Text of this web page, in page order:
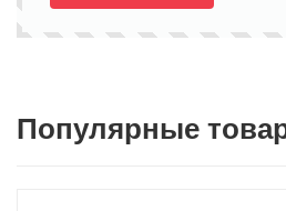
Популярные